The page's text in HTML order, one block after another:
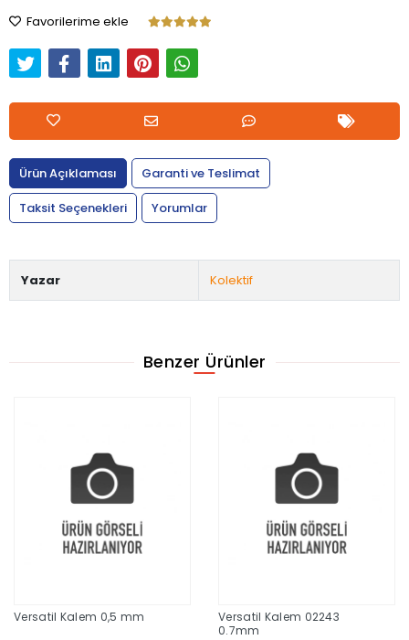
Favorilerime ekle
Ürün Açıklaması
Garanti ve Teslimat
Taksit Seçenekleri
Yorumlar
Yazar Kolektif
Benzer Ürünler
Versatil Kalem 0,5 mm
Versatil Kalem 02243
0.7mm